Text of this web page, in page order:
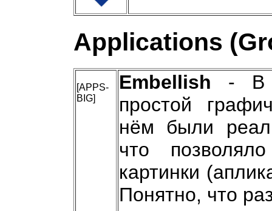
Applications
[APPS-
BIG]
Embellish - В
простой
нём были
что
картинки
Понятно, что